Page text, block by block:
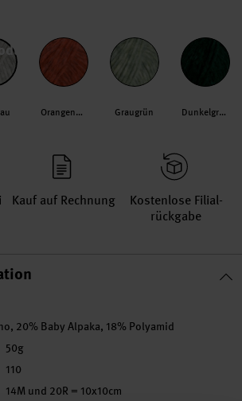
Orangengelb Graugrün Dunkelgrün
Kauf auf Rechnung
Kosten­lose Filial­
rückgabe
20% Baby Alpaka, 18% Polyamid
50g
110
14M und 20R = 10x10cm